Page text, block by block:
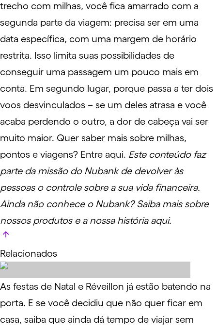
trecho com milhas, você fica amarrado com a
segunda parte da viagem: precisa ser em uma
data específica, com uma margem de horário
restrita. Isso limita suas possibilidades de
conseguir uma passagem um pouco mais em
conta. Em segundo lugar, porque passa a ter dois
voos desvinculados – se um deles atrasa e você
acaba perdendo o outro, a dor de cabeça vai ser
muito maior. Quer saber mais sobre milhas,
pontos e viagens? Entre aqui. Este conteúdo faz
parte da missão do Nubank de devolver às
pessoas o controle sobre a sua vida financeira.
Ainda não conhece o Nubank? Saiba mais sobre
nossos produtos e a nossa história aqui.
Relacionados
As festas de Natal e Réveillon já estão batendo na
porta. E se você decidiu que não quer ficar em
casa, saiba que ainda dá tempo de viajar sem